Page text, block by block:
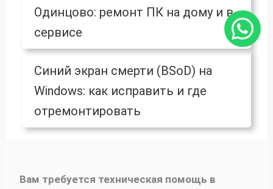
Одинцово: ремонт ПК на дому и в
сервисе
Синий экран смерти (BSoD) на
Windows: как исправить и где
отремонтировать
Вам требуется техническая помощь в